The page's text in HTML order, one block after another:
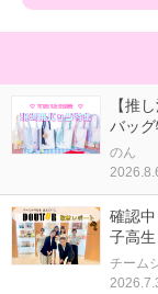
【推
バッ
のん
確認
子高生
チーム